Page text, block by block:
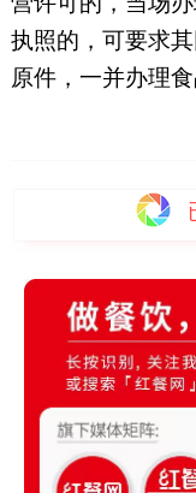
执照的，可要求
原件，一并办理